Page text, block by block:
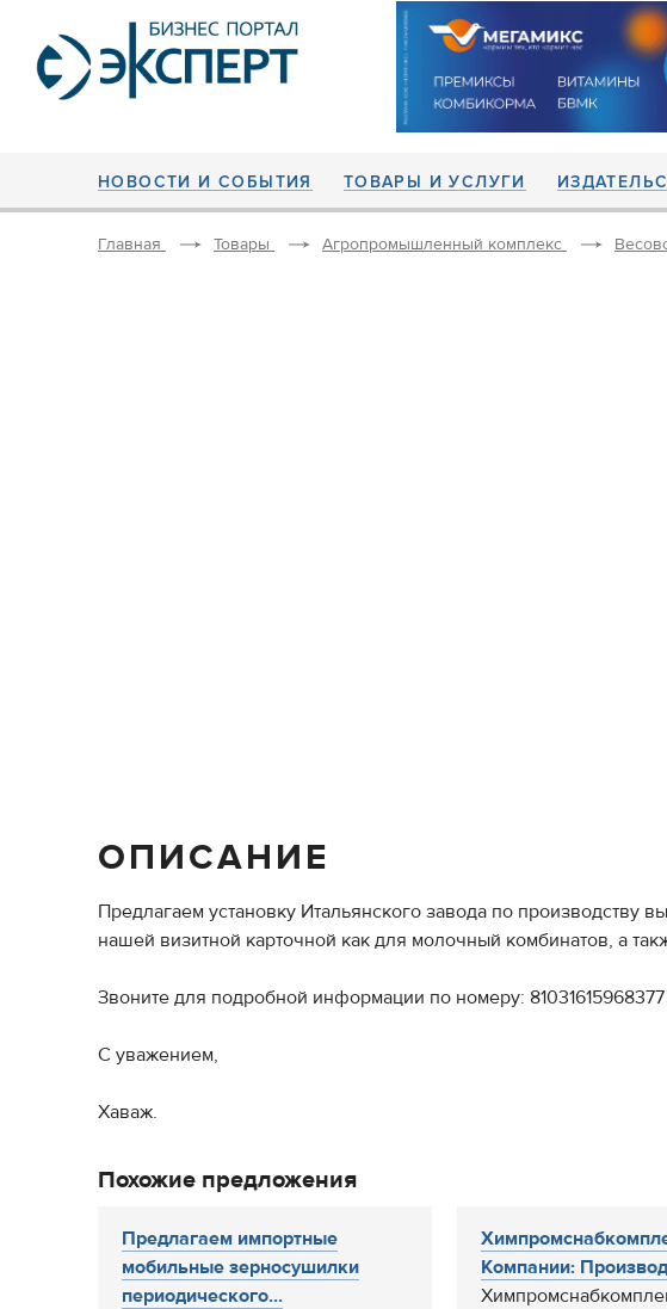
НОВОСТИ И СОБЫТИЯ ТОВАРЫ И УСЛУГИ
Главная Товары Агропромышленный комплекс
ОПИСАНИЕ
Предлагаем установку Итальянского завода по производству
нашей визитной карточной как для молочный комбинатов, а
Звоните для подробной информации по номеру: 81031615968377
С уважением,
Хаваж.
Похожие предложения
Предлагаем импортные
мобильные зерносушилки
периодического...
Компании: